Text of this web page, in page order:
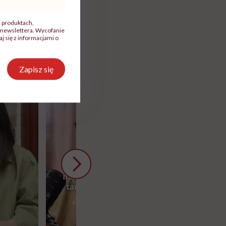
produktach,
Wycofanie
się z informacjami o
Zapisz się